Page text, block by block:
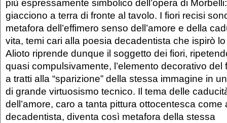
più espressamente simbolico dell’opera di
giacciono a terra di fronte al tavolo. I fiori recisi
metafora dell’effimero senso dell’amore e della
vita, temi cari alla poesia decadentista che ispirò
Alioto riprende dunque il soggetto dei fiori,
quasi compulsivamente, l’elemento decorativo del
a tratti alla “sparizione” della stessa immagine in
di grande virtuosismo tecnico. Il tema delle
dell’amore, caro a tanta pittura ottocentesca come
decadentista, diventa così metafora della stessa